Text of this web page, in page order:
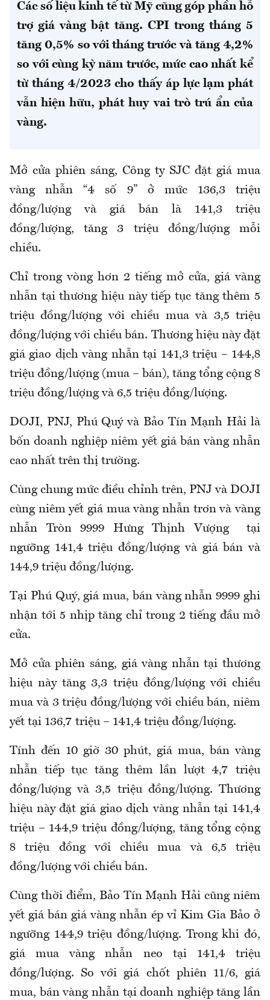
Các số liệu kinh tế từ Mỹ cũng góp phần hỗ
trợ giá vàng bật tăng. CPI trong tháng 5
tăng 0,5% so với tháng trước và tăng 4,2%
so với cùng kỳ năm trước, mức cao nhất kể
từ tháng 4/2023 cho thấy áp lực lạm phát
vẫn hiện hữu, phát huy vai trò trú ẩn của
vàng.
Mở cửa phiên sáng, Công ty SJC đặt giá mua
vàng nhẫn “4 số 9” ở mức 136,3triệu
đồng/lượng và giá bán là 141,3 triệu
đồng/lượng, tăng 3 triệu đồng/lượng mỗi
chiều.
Chỉ trong vòng hơn 2 tiếng mở cửa, giá vàng
nhẫn tại thương hiệu này tiếp tục tăng thêm 5
triệu đồng/lượng với chiều mua và 3,5 triệu
đồng/lượng với chiều bán. Thương hiệu này đặt
giá giao dịch vàng nhẫn tại 141,3 triệu – 144,8
triệu đồng/lượng (mua – bán), tăng tổng cộng 8
triệu đồng/lượng và 6,5 triệu đồng/lượng.
DOJI, PNJ, Phú Quý và Bảo Tín Mạnh Hải là
bốn doanh nghiệp niêm yết giá bán vàng nhẫn
cao nhất trên thị trường.
Cùng chung mức điều chỉnh trên, PNJ và DOJI
cùng niêm yết giá mua vàng nhẫn trơn và vàng
nhẫn Tròn 9999 Hưng Thịnh Vượng tại
ngưỡng 141,4 triệu đồng/lượng và giá bán và
144,9 triệu đồng/lượng.
Tại Phú Quý, giá mua, bán vàng nhẫn 9999 ghi
nhận tới 5 nhịp tăng chỉ trong 2 tiếng đầu mở
cửa.
Mở cửa phiên sáng, giá vàng nhẫn tại thương
hiệu này tăng 3,3 triệu đồng/lượng với chiều
mua và 3 triệu đồng/lượng với chiều bán, niêm
yết tại 136,7 triệu – 141,4 triệu đồng/lượng.
Tính đến 10 giờ 30 phút, giá mua, bán vàng
nhẫn tiếp tục tăng thêm lần lượt 4,7 triệu
đồng/lượng và 3,5 triệu đồng/lượng. Thương
hiệu này đặt giá giao dịch vàng nhẫn tại 141,4
triệu – 144,9 triệu đồng/lượng, tăng tổng cộng
8 triệu đồng với chiều mua và 6,5 triệu
đồng/lượng với chiều bán.
Cùng thời điểm, Bảo Tín Mạnh Hải cũng niêm
yết giá bán giá vàng nhẫn ép vỉ Kim Gia Bảo ở
ngưỡng 144,9 triệu đồng/lượng. Trong khi đó,
giá mua vàng nhẫn neo tại 141,4 triệu
đồng/lượng. So với giá chốt phiên 11/6, giá
mua, bán vàng nhẫn tại doanh nghiệp tăng lần